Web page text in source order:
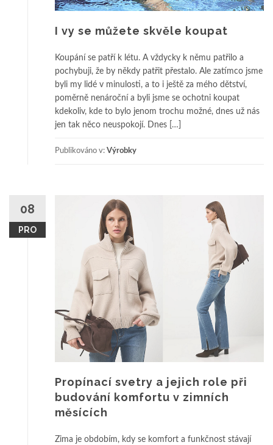
I vy se můžete skvěle koupat
Koupání se patří k létu. A vždycky k němu patřilo a
pochybuji, že by někdy patřit přestalo. Ale zatímco jsme
byli my lidé v minulosti, a to i ještě za mého dětství,
poměrně nenároční a byli jsme se ochotni koupat
kdekoliv, kde to bylo jenom trochu možné, dnes už nás
jen tak něco neuspokojí. Dnes […]
Publikováno v: Výrobky
08
PRO
Propínací svetry a jejich role při
budování komfortu v zimních
měsících
Zima je obdobím, kdy se komfort a funkčnost stávají